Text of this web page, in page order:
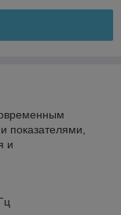
показателями,
и